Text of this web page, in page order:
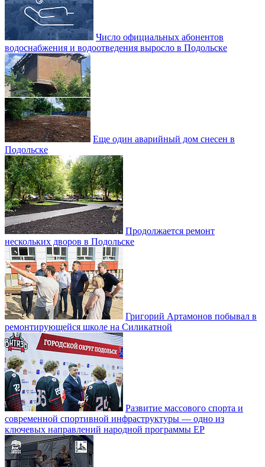
Число официальных абонентов
водоснабжения и водоотведения выросло в Подольске
Еще один аварийный дом снесен в
Подольске
Продолжается ремонт
нескольких дворов в Подольске
Григорий Артамонов побывал в
ремонтирующейся школе на Силикатной
Развитие массового спорта и
современной спортивной инфраструктуры — одно из
ключевых направлений народной программы ЕР